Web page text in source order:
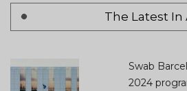
The Latest In
Swab
2024